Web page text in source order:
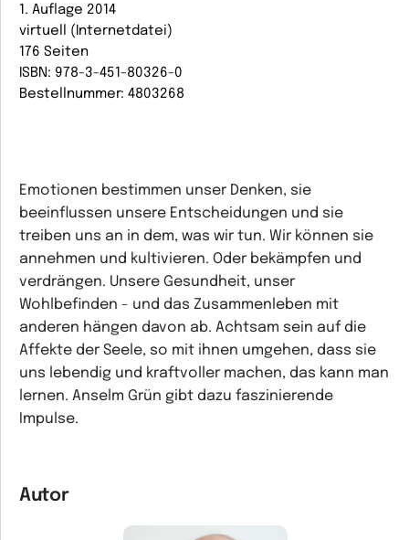
1. Auflage 2014
virtuell (Internetdatei)
176 Seiten
ISBN: 978-3-451-80326-0
Bestellnummer: 4803268
Emotionen bestimmen unser Denken, sie
beeinflussen unsere Entscheidungen und sie
treiben uns an in dem, was wir tun. Wir können sie
annehmen und kultivieren. Oder bekämpfen und
verdrängen. Unsere Gesundheit, unser
Wohlbefinden - und das Zusammenleben mit
anderen hängen davon ab. Achtsam sein auf die
Affekte der Seele, so mit ihnen umgehen, dass sie
uns lebendig und kraftvoller machen, das kann man
lernen. Anselm Grün gibt dazu faszinierende
Impulse.
Autor